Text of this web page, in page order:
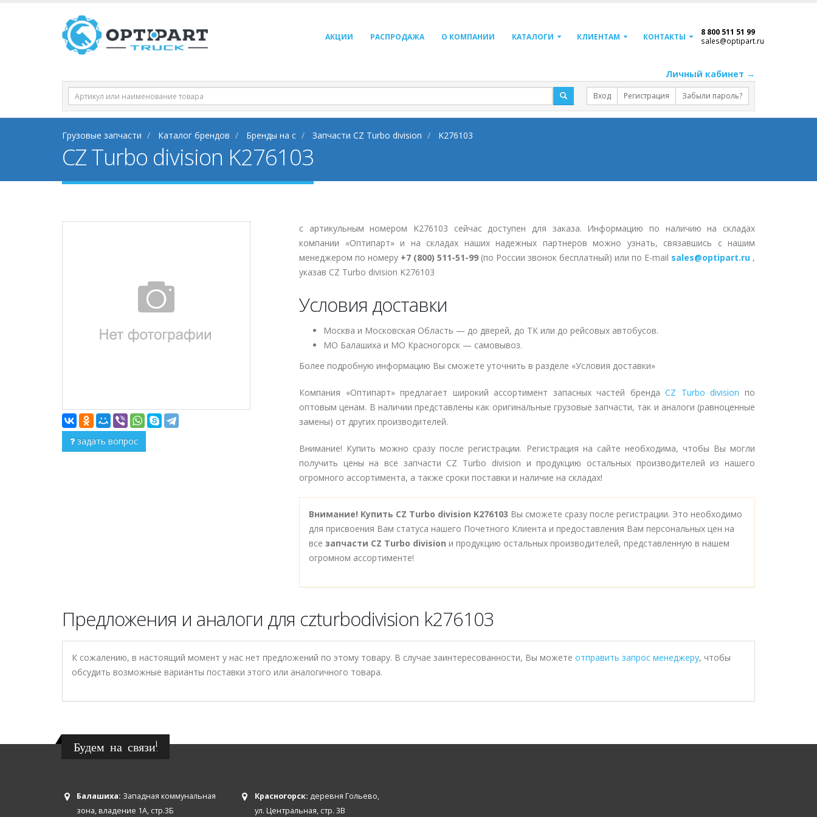
АКЦИИ РАСПРОДАЖА О КОМПАНИИ КАТАЛОГИ КЛИЕНТАМ КОНТАКТЫ 8 800 511 51 99
sales@optipart.ru
Личный кабинет →
Вход Регистрация Забыли пароль?
Грузовые запчасти Каталог брендов Бренды на c Запчасти CZ Turbo division K276103
CZ Turbo division K276103
задать вопрос
с артикульным номером K276103 сейчас доступен для заказа. Информацию по наличию на складах
компании «Оптипарт» и на складах наших надежных партнеров можно узнать, связавшись с нашим
менеджером по номеру +7 (800) 511-51-99 (по России звонок бесплатный) или по E-mail sales@optipart.ru ,
указав CZ Turbo division K276103
Условия доставки
Москва и Московская Область — до дверей, до ТК или до рейсовых автобусов.
МО Балашиха и МО Красногорск — самовывоз.
Более подробную информацию Вы сможете уточнить в разделе «Условия доставки»
Компания «Оптипарт» предлагает широкий ассортимент запасных частей брендаCZ Turbo division по
оптовым ценам. В наличии представлены как оригинальные грузовые запчасти, так и аналоги (равноценные
замены) от других производителей.
Внимание! Купить можно сразу после регистрации. Регистрация на сайте необходима, чтобы Вы могли
получить цены на все запчасти CZ Turbo division и продукцию остальных производителей из нашего
огромного ассортимента, а также сроки поставки и наличие на складах!
Внимание! Купить CZ Turbo division K276103 Вы сможете сразу после регистрации. Это необходимо
для присвоения Вам статуса нашего Почетного Клиента и предоставления Вам персональных цен на
все запчасти CZ Turbo division и продукцию остальных производителей, представленную в нашем
огромном ассортименте!
Предложения и аналоги для czturbodivision k276103
К сожалению, в настоящий момент у нас нет предложений по этому товару. В случае заинтересованности, Вы можете отправить запрос менеджеру, чтобы
обсудить возможные варианты поставки этого или аналогичного товара.
Будем на связи!
Балашиха: Западная коммунальная
зона, владение 1А, стр.3Б
Красногорск: деревня Гольево,
ул. Центральная, стр. 3В